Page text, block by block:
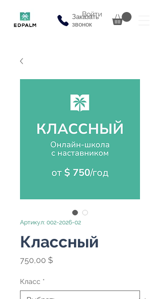
Заказать
звонок
Войти
Артикул: 002-2026-02
Классный
750,00 $Цена
Класс *